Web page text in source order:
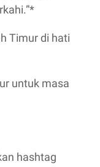
Timur di hati
untuk masa
hashtag